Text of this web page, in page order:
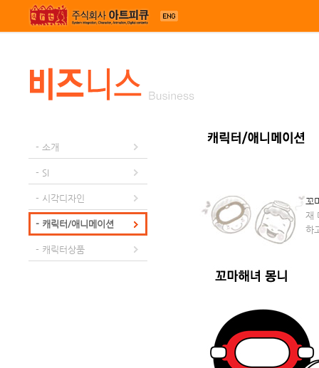
- 소개
- SI
- 시각디자인
- 캐릭터/애니메이션
- 캐릭터상품
꼬
재
하